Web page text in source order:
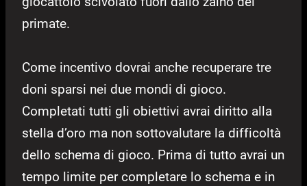
primate.
Come incentivo dovrai anche recuperare tre
doni sparsi nei due mondi di gioco.
Completati tutti gli obiettivi avrai diritto alla
stella d’oro ma non sottovalutare la difficoltà
dello schema di gioco. Prima di tutto avrai un
tempo limite per completare lo schema e in